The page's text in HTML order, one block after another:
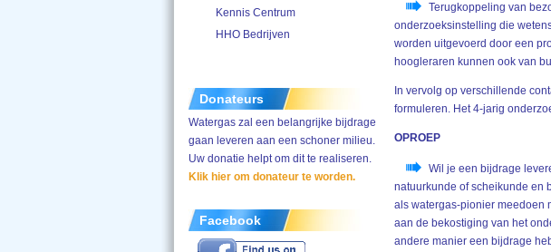
Kennis Centrum
HHO Bedrijven
Donateurs
Watergas zal een belangrijke bijdrage
gaan leveren aan een schoner milieu.
Uw donatie helpt om dit te realiseren.
Klik hier om donateur te worden.
Facebook
Terugkoppeling van
onderzoeksinstelling die
worden uitgevoerd door een
hoogleraren kunnen ook van
In vervolg op verschillende
formuleren. Het 4-jarig
OPROEP
Wil je een bijdrage
natuurkunde of scheikunde en
als watergas-pionier meedoen
aan de bekostiging van het
andere manier een bijdrage